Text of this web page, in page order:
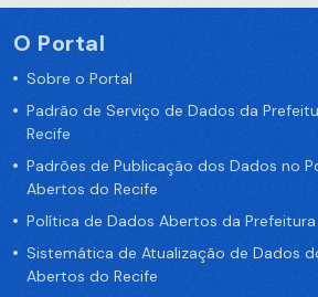
O Portal
Sobre o Portal
Padrão de Serviço de Dados da
Recife
Padrões de Publicação dos Dados no
Abertos do Recife
Política de Dados Abertos da
Sistemática de Atualização de Dados
Abertos do Recife